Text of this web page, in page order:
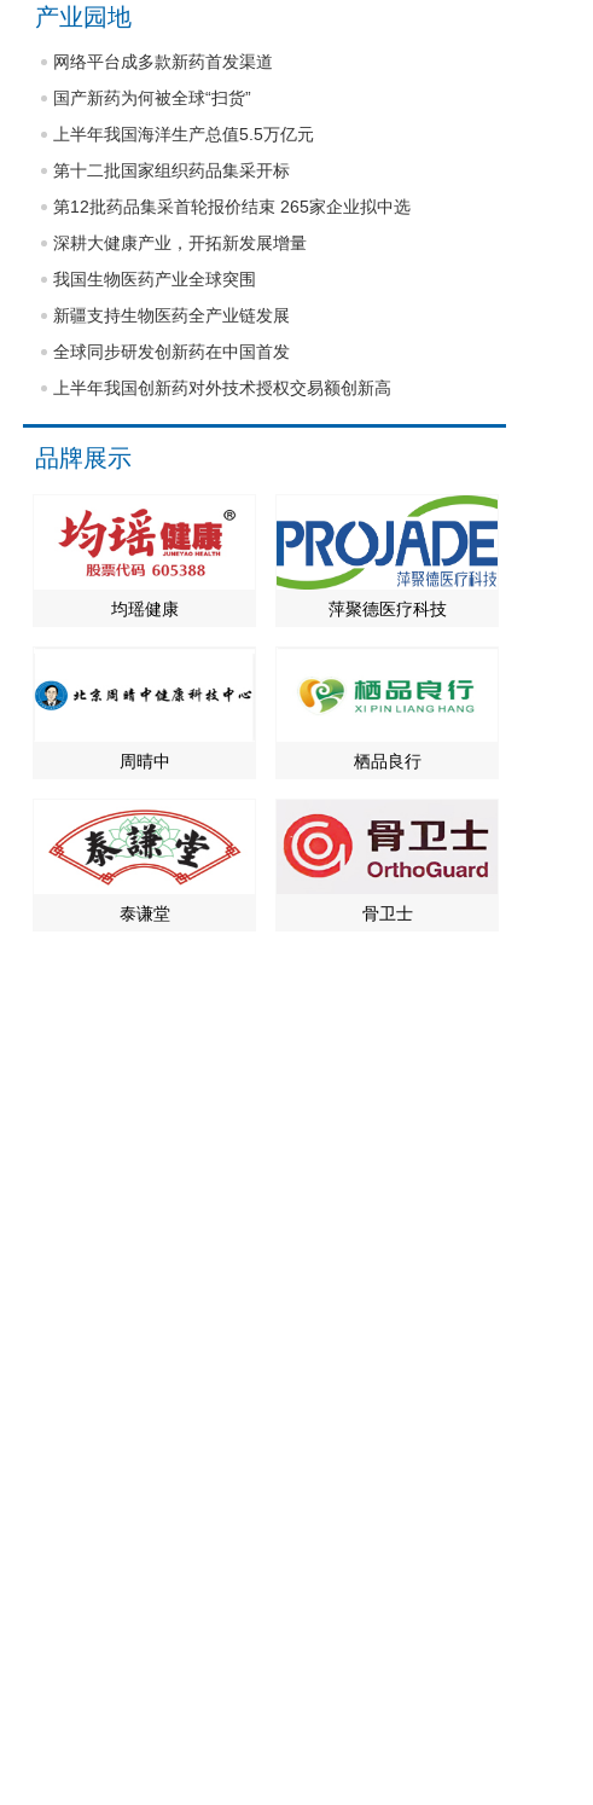
产业园地
网络平台成多款新药首发渠道
国产新药为何被全球“扫货”
上半年我国海洋生产总值5.5万亿元
第十二批国家组织药品集采开标
第12批药品集采首轮报价结束 265家企业拟中选
深耕大健康产业，开拓新发展增量
我国生物医药产业全球突围
新疆支持生物医药全产业链发展
全球同步研发创新药在中国首发
上半年我国创新药对外技术授权交易额创新高
品牌展示
均瑶健康 萍聚德医疗科技
周晴中 栖品良行
泰谦堂 骨卫士